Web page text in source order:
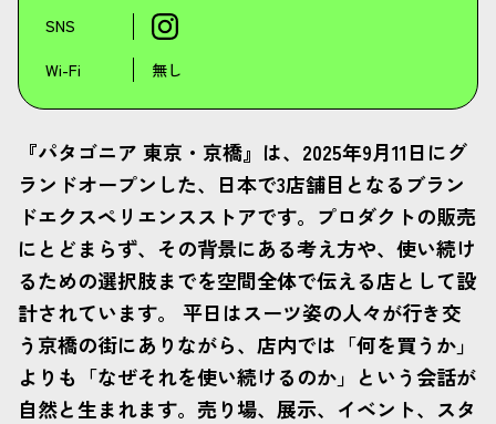
SNS
Wi-Fi
無し
『パタゴニア 東京・京橋』は、2025年9月11日にグ
ランドオープンした、日本で3店舗目となるブラン
ドエクスペリエンスストアです。プロダクトの販売
にとどまらず、その背景にある考え方や、使い続け
るための選択肢までを空間全体で伝える店として設
計されています。 平日はスーツ姿の人々が行き交
う京橋の街にありながら、店内では「何を買うか」
よりも「なぜそれを使い続けるのか」という会話が
自然と生まれます。売り場、展示、イベント、スタ